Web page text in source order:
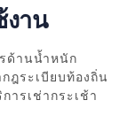
าน
ด้านน้ำหนัก
ฎระเบียบท้องถิ่น
ารเช่ากระเช้า